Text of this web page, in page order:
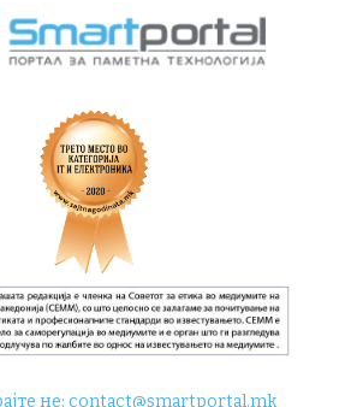
не:contact@smartportal.mk